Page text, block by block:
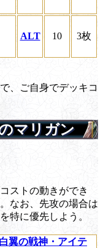
ALT 10 3枚
、ご自身でデッキコ
マリガン
ストの動きができ
なお、先攻の場合は
を特に優先しよう。
白翼の戦神・アイテ